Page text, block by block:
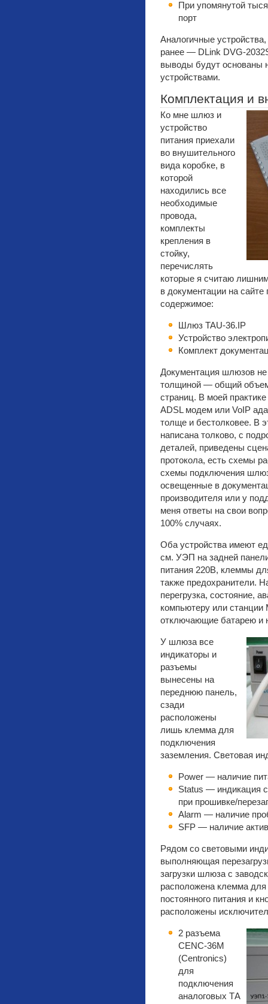
При упомянутой
порт
Аналогичные
ранее — DLink DVG-
выводы будут основаны
устройствами.
Комплектация и
Ко мне шлюз и
устройство
питания приехали
во внушительного
вида коробке, в
которой
находились все
необходимые
провода,
комплекты
крепления в
стойку,
перечислять
которые я считаю
в документации на
содержимое:
Шлюз TAU-36.IP
Устройство
Комплект
Документация шлюзов не
толщиной — общий
страниц. В моей
ADSL модем или VoIP
толще и бестолковее. В
написана толково, с
деталей, приведены
протокола, есть схемы
схемы подключения
освещенные в
производителя или у
меня ответы на свои
100% случаях.
Оба устройства имеют
см. УЭП на задней
питания 220В, клеммы
также предохранители.
перегрузка, состояние,
компьютеру или
отключающие батарею и
У шлюза все
индикаторы и
разъемы
вынесены на
переднюю панель,
сзади
расположены
лишь клемма для
подключения
заземления. Световая
Power — наличие
Status — индикация
при прошивке/
Alarm — наличие
SFP — наличие
Рядом со световыми
выполняющая
загрузки шлюза с
расположена клемма для
постоянного питания и
расположены
2 разъема
CENC-36M
(Centronics)
для
подключения
аналоговых ТА